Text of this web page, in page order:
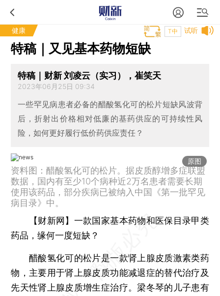
健康 试听
T中
特稿｜又见基本药物短缺
特稿｜财新 刘凌云（实习），崔笑天
2023年06月25日 09:34
一些罕见病患者必备的醋酸氢化可的松片短缺风波背
后，折射出价格相对低廉的基药供应的可持续性风
险，如何更好履行低价药供应责任？
原图
资料图：醋酸氢化可的松片。据皮质醇增多症联盟
数据，国内有至少10个病种近2万名患者需要长期
使用该药品，部分疾病已被纳入中国《第一批罕见
病目录》中。
【财新网】 一款国家基本药物和医保目录甲类
药品，缘何一度短缺？
醋酸氢化可的松片是一款肾上腺皮质激素类药
物，主要用于肾上腺皮质功能减退症的替代治疗及
先天性肾上腺皮质增生症治疗。梁冬琴的儿子患有